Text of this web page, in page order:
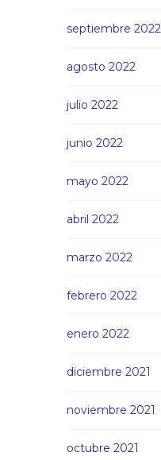
septiembre 2022
agosto 2022
julio 2022
junio 2022
mayo 2022
abril 2022
marzo 2022
febrero 2022
enero 2022
diciembre 2021
noviembre 2021
octubre 2021